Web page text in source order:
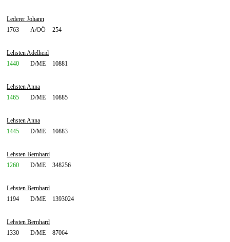
Lederer Johann
1763
A/OÖ 254
Lehsten Adelheid
1440
D/ME 10881
Lehsten Anna
1465
D/ME 10885
Lehsten Anna
1445
D/ME 10883
Lehsten Bernhard
1260
D/ME 348256
Lehsten Bernhard
1194
D/ME 1393024
Lehsten Bernhard
1330
D/ME 87064